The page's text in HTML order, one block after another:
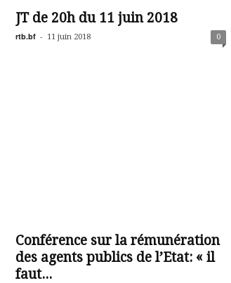
JT de 20h du 11 juin 2018
rtb.bf - 11 juin 2018 0
Conférence sur la rémunération
des agents publics de l’Etat: « il
faut...